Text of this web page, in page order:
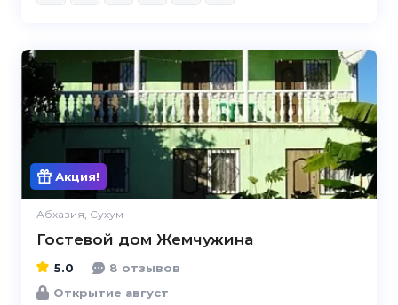
Акция!
Абхазия, Сухум
Гостевой дом Жемчужина
5.0
5.0
8 отзывов
Открытие август